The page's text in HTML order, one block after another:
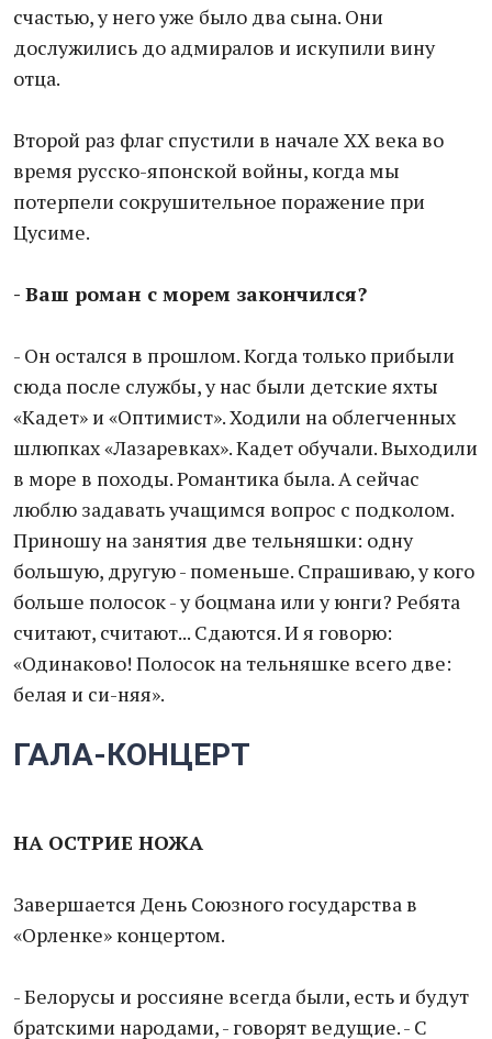
счастью, у него уже было два сына. Они
дослужились до адмиралов и искупили вину
отца.
Второй раз флаг спустили в начале XX века во
время русско-японской войны, когда мы
потерпели сокрушительное поражение при
Цусиме.
- Ваш роман с морем закончился?
- Он остался в прошлом. Когда только прибыли
сюда после службы, у нас были детские яхты
«Кадет» и «Оптимист». Ходили на облегченных
шлюпках «Лазаревках». Кадет обучали. Выходили
в море в походы. Романтика была. А сейчас
люблю задавать учащимся вопрос с подколом.
Приношу на занятия две тельняшки: одну
большую, другую - поменьше. Спрашиваю, у кого
больше полосок - у боцмана или у юнги? Ребята
считают, считают... Сдаются. И я говорю:
«Одинаково! Полосок на тельняшке всего две:
белая и си-няя».
ГАЛА-КОНЦЕРТ
НА ОСТРИЕ НОЖА
Завершается День Союзного государства в
«Орленке» концертом.
- Белорусы и россияне всегда были, есть и будут
братскими народами, - говорят ведущие. - С